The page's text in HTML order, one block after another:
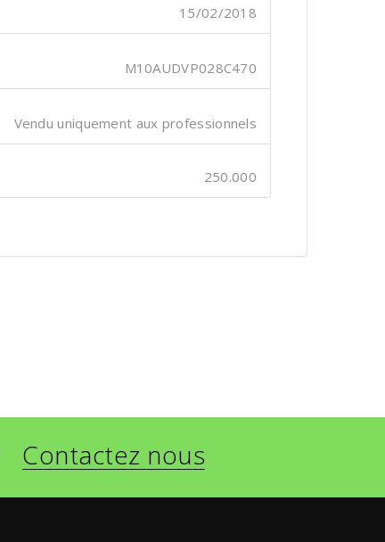
15/02/2018
M10AUDVP028C470
Vendu uniquement aux professionnels
250.000
Contactez nous